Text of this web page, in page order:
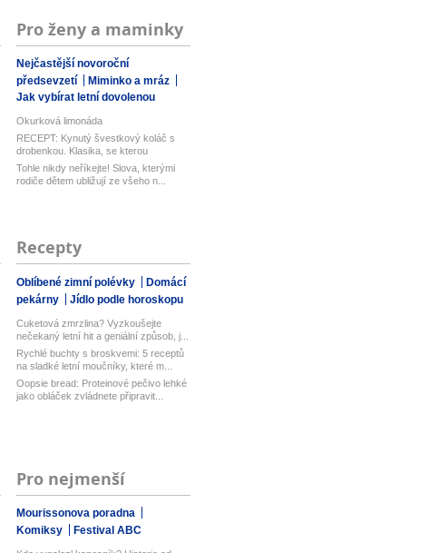
Pro ženy a maminky
Nejčastější novoroční
předsevzetí
Miminko a mráz
Jak vybírat letní dovolenou
Okurková limonáda
RECEPT: Kynutý švestkový koláč s
drobenkou. Klasika, se kterou
zaboduj...
Tohle nikdy neříkejte! Slova, kterými
rodiče dětem ubližují ze všeho n...
Recepty
Oblíbené zimní polévky
Domácí
pekárny
Jídlo podle horoskopu
Cuketová zmrzlina? Vyzkoušejte
nečekaný letní hit a geniální způsob, j...
Rychlé buchty s broskvemi: 5 receptů
na sladké letní moučníky, které m...
Oopsie bread: Proteinové pečivo lehké
jako obláček zvládnete připravit...
Pro nejmenší
Mourissonova poradna
Komiksy
Festival ABC